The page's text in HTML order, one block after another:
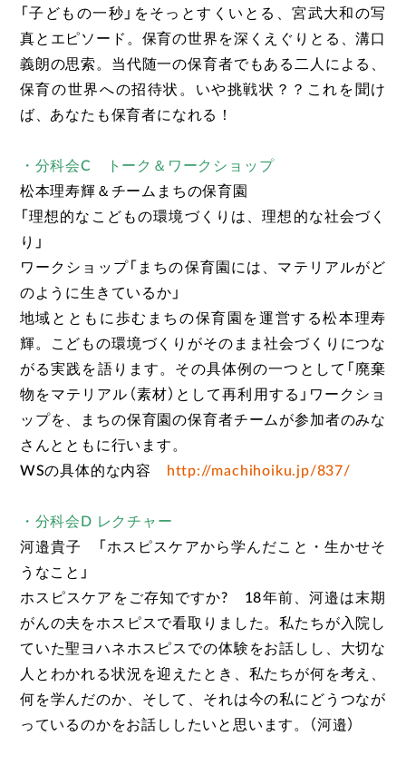
「子どもの一秒」をそっとすくいとる、宮武大和の写
真とエピソード。保育の世界を深くえぐりとる、溝口
義朗の思索。当代随一の保育者でもある二人による、
保育の世界への招待状。いや挑戦状？？これを聞け
ば、あなたも保育者になれる！
・分科会C トーク＆ワークショップ
松本理寿輝＆チームまちの保育園
「理想的なこどもの環境づくりは、理想的な社会づく
り」
ワークショップ「まちの保育園には、マテリアルがど
のように生きているか」
地域とともに歩むまちの保育園を運営する松本理寿
輝。こどもの環境づくりがそのまま社会づくりにつな
がる実践を語ります。その具体例の一つとして「廃棄
物をマテリアル（素材）として再利用する」ワークショ
ップを、まちの保育園の保育者チームが参加者のみな
さんとともに行います。
WSの具体的な内容
http://machihoiku.jp/837/
・分科会D レクチャー
河邉貴子 「ホスピスケアから学んだこと・生かせそ
うなこと」
ホスピスケアをご存知ですか? 18年前、河邉は末期
がんの夫をホスピスで看取りました。私たちが入院し
ていた聖ヨハネホスピスでの体験をお話しし、大切な
人とわかれる状況を迎えたとき、私たちが何を考え、
何を学んだのか、そして、それは今の私にどうつなが
っているのかをお話ししたいと思います。（河邉）